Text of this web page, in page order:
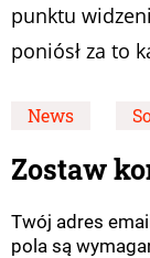
punktu
poniósł za to
News
Zostaw
Twój adres
pola są